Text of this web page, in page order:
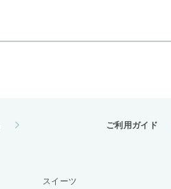
ご利用ガイド
スイーツ